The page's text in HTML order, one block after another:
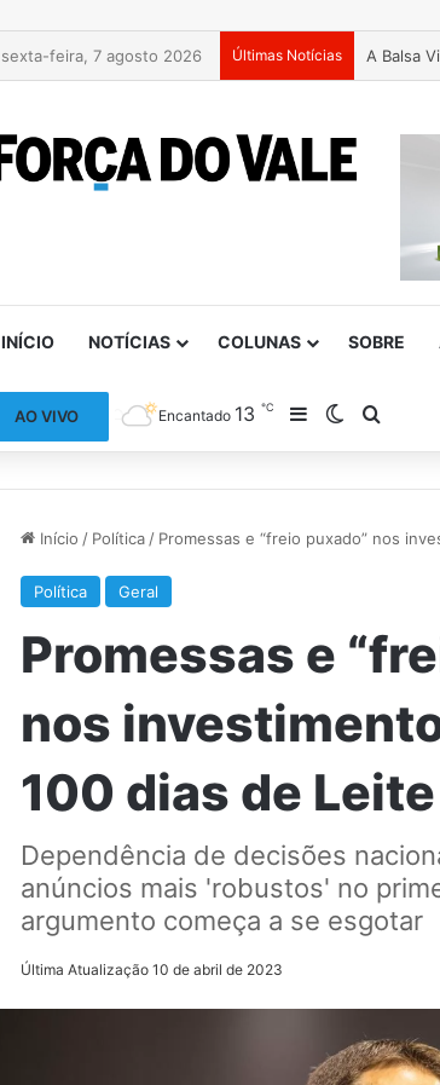
sexta-feira, 7 agosto 2026 Últimas Notícias A Balsa
INÍCIO NOTÍCIAS COLUNAS SOBRE
AO VIVO Encantado 13℃ Barra Lateral
Switch skin
Início / Política / Promessas e “freio puxado” nos
Política Geral
Promessas e
nos
100 dias de Leite
Dependência de decisões
anúncios mais 'robustos' no
argumento começa a se esgotar
Última Atualização 10 de abril de 2023